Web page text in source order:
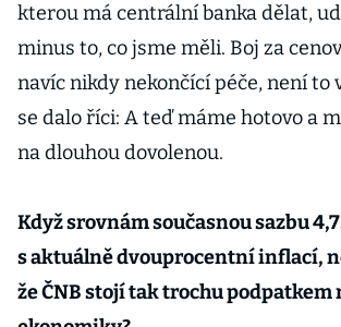
kterou má centrální banka dělat,
minus to, co jsme měli. Boj za
navíc nikdy nekončící péče, není to
se dalo říci: A teď máme hotovo a
na dlouhou dovolenou.
Když srovnám současnou sazbu
s aktuálně dvouprocentní inflací,
že ČNB stojí tak trochu podpatkem